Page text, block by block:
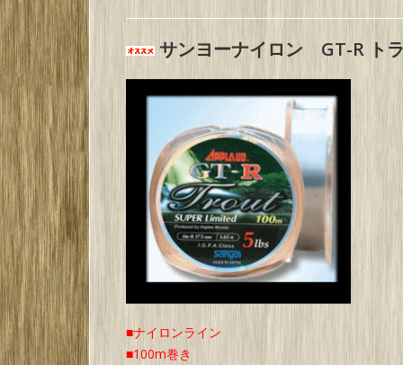
サンヨーナイロン GT-R ト
■ナイロンライン
■100m巻き